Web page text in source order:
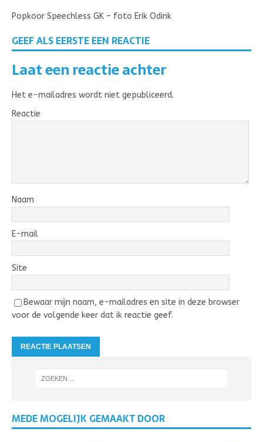
Popkoor Speechless GK – foto Erik Odink
GEEF ALS EERSTE EEN REACTIE
Laat een reactie achter
Het e-mailadres wordt niet gepubliceerd.
Reactie
Naam
E-mail
Site
Bewaar mijn naam, e-mailadres en site in deze browser
voor de volgende keer dat ik reactie geef.
MEDE MOGELIJK GEMAAKT DOOR